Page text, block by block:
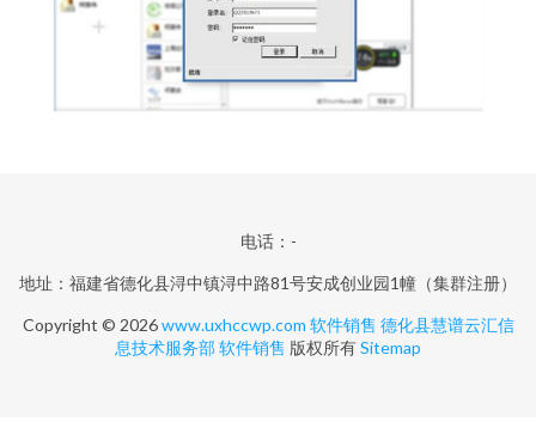
电话：-
地址：福建省德化县浔中镇浔中路81号安成创业园1幢（集群注册）
Copyright © 2026www.uxhccwp.com 软件销售 德化县慧谱云汇信
息技术服务部软件销售 版权所有Sitemap